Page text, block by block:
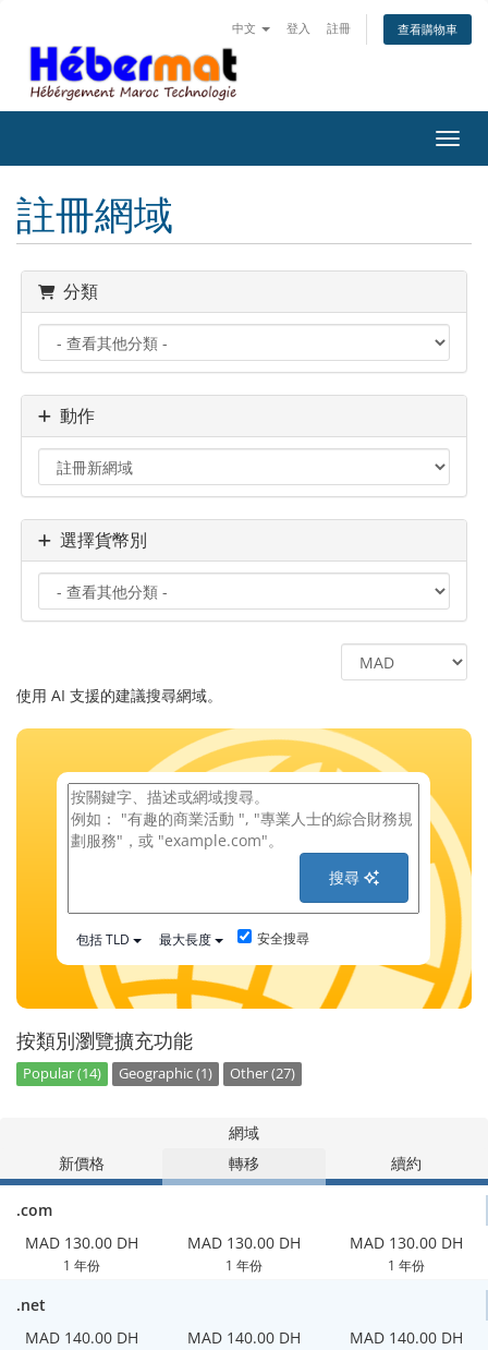
中文 登入 註冊 查看購物車
切換
註冊網域
分類
動作
選擇貨幣別
使用 AI 支援的建議搜尋網域。
搜尋
包括 TLD 最大長度 安全搜尋
按類別瀏覽擴充功能
Popular (14) Geographic (1) Other (27)
網域
新價格
轉移 續約
.com
MAD 130.00 DH
1 年份
MAD 130.00 DH
1 年份
MAD 130.00 DH
1 年份
.net
MAD 140.00 DH
MAD 140.00 DH MAD 140.00 DH